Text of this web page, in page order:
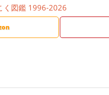
く図鑑 1996-2026